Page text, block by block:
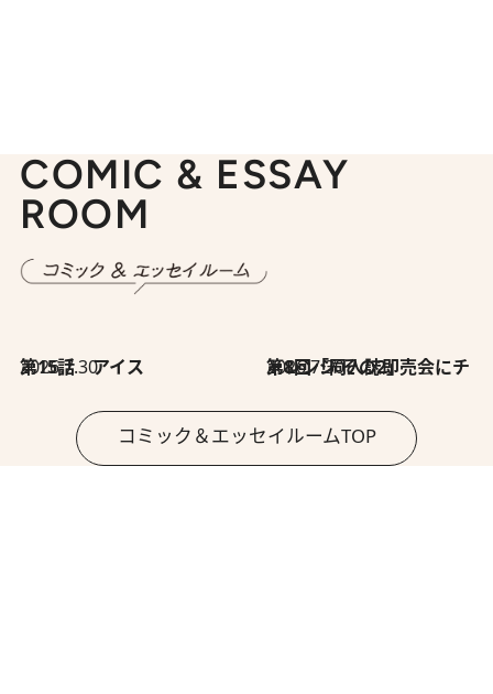
COMIC & ESSAY
ROOM
2026.7.30
第15話 アイス 2026.7.30
第8回「同人誌即売会にチャレンジ その2」
コミック＆エッセイルームTOP